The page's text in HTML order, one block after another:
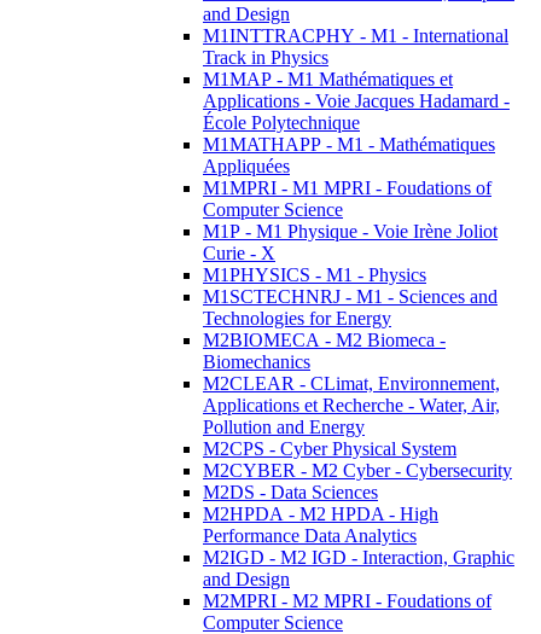
and Design
M1INTTRACPHY - M1 - International
Track in Physics
M1MAP - M1 Mathématiques et
Applications - Voie Jacques Hadamard -
École Polytechnique
M1MATHAPP - M1 - Mathématiques
Appliquées
M1MPRI - M1 MPRI - Foudations of
Computer Science
M1P - M1 Physique - Voie Irène Joliot
Curie - X
M1PHYSICS - M1 - Physics
M1SCTECHNRJ - M1 - Sciences and
Technologies for Energy
M2BIOMECA - M2 Biomeca -
Biomechanics
M2CLEAR - CLimat, Environnement,
Applications et Recherche - Water, Air,
Pollution and Energy
M2CPS - Cyber Physical System
M2CYBER - M2 Cyber - Cybersecurity
M2DS - Data Sciences
M2HPDA - M2 HPDA - High
Performance Data Analytics
M2IGD - M2 IGD - Interaction, Graphic
and Design
M2MPRI - M2 MPRI - Foudations of
Computer Science